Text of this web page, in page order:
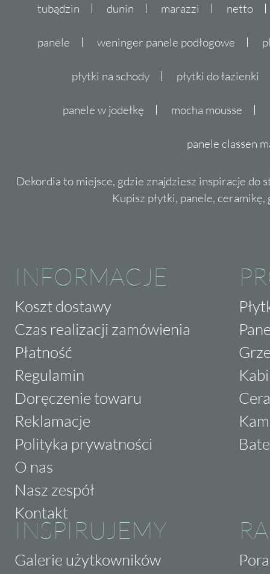
tubądzin dunin marazzi netto
panele weninger panele podłogowe
płytki na schody płytki do łazienki
panele w jodełkę mocha mousse
panele classen
Dekordia to miejsce, gdzie znajdziesz inspiracje do
Kupisz płytki, panele,
INFORMACJE
Koszt dostawy
Czas realizacji zamówienia
Płatność
Regulamin
Doręczenie towaru
Reklamacje
Polityka prywatności
O nas
Nasz zespół
Kontakt
INSPIRUJEMY
Galerie użytkowników